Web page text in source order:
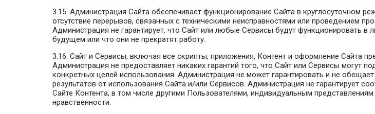
3.15. Администрация Сайта обеспечивает функционирование Сайта в круглосуточном
отсутствие перерывов, связанных с техническими неисправностями или проведением
Администрация не гарантирует, что Сайт или любые Сервисы будут функционировать в
будущем или что они не прекратят работу.
3.16. Сайт и Сервисы, включая все скрипты, приложения, Контент и оформление Сайта
Администрация не предоставляет никаких гарантий того, что Сайт или Сервисы могут
конкретных целей использования. Администрация не может гарантировать и не
результатов от использования Сайта и/или Сервисов. Администрация не гарантирует
Сайте Контента, в том числе другими Пользователями, индивидуальным
нравственности.